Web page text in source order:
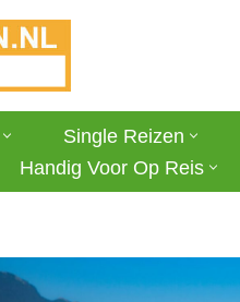
Single Reizen
Handig Voor Op Reis